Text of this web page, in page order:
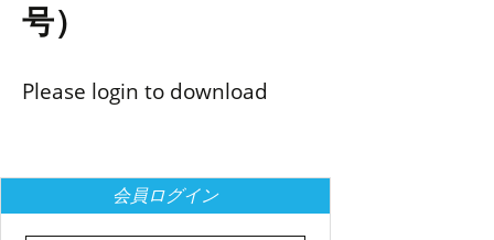
号）
Please login to download
会員ログイン